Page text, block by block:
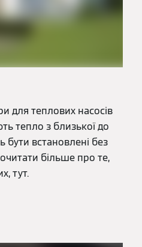
для теплових насосів
тепло з близької до
бути встановлені без
більше про те,
тут.